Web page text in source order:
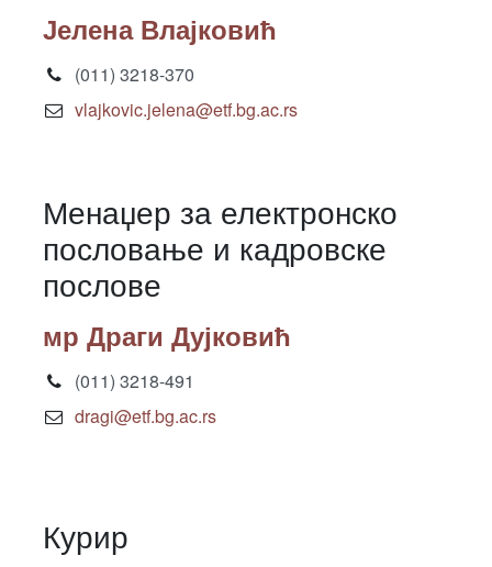
Јелена Влајковић
(011) 3218-370
vlajkovic.jelena@etf.bg.ac.rs
Менаџер за електронско
пословање и кадровске
послове
мр Драги Дујковић
(011) 3218-491
dragi@etf.bg.ac.rs
Курир